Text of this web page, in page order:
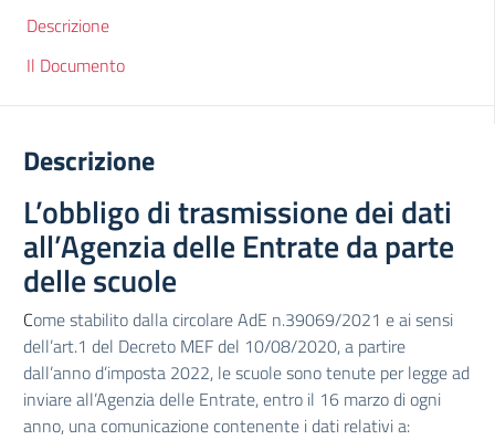
Descrizione
Il Documento
Descrizione
L’obbligo di trasmissione dei dati
all’Agenzia delle Entrate da parte
delle scuole
Come stabilito dalla circolare AdE n.39069/2021 e ai sensi
dell’art.1 del Decreto MEF del 10/08/2020, a partire
dall’anno d’imposta 2022, le scuole sono tenute per legge ad
inviare all’Agenzia delle Entrate, entro il 16 marzo di ogni
anno, una comunicazione contenente i dati relativi a: